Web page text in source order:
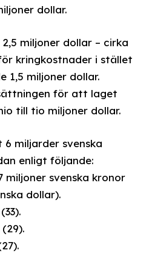
dollar.
miljoner dollar – cirka
kringkostnader i stället
1,5 miljoner dollar.
för att laget
till tio miljoner dollar.
6 miljarder svenska
enligt följande:
miljoner svenska kronor
dollar).